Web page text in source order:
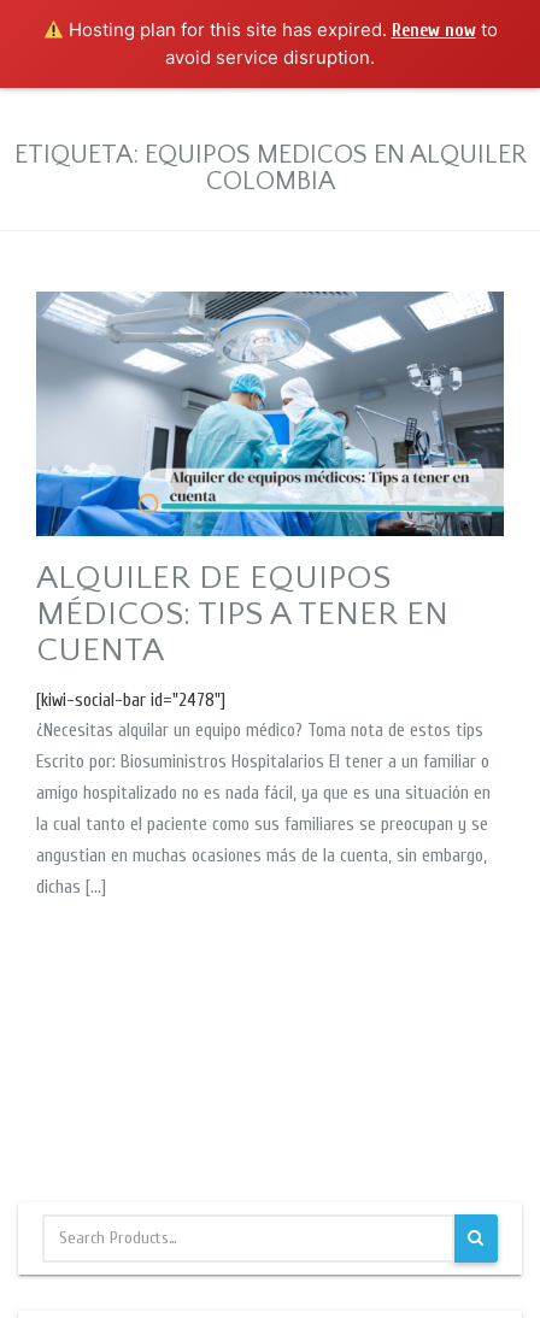
Hosting plan for this site has expired. Renew nowto
avoid service disruption.
ETIQUETA: EQUIPOS MEDICOS EN ALQUILER
COLOMBIA
ALQUILER DE EQUIPOS
MÉDICOS: TIPS A TENER EN
CUENTA
[kiwi-social-bar id="2478"]
¿Necesitas alquilar un equipo médico? Toma nota de estos tips
Escrito por: Biosuministros Hospitalarios El tener a un familiar o
amigo hospitalizado no es nada fácil, ya que es una situación en
la cual tanto el paciente como sus familiares se preocupan y se
angustian en muchas ocasiones más de la cuenta, sin embargo,
dichas […]